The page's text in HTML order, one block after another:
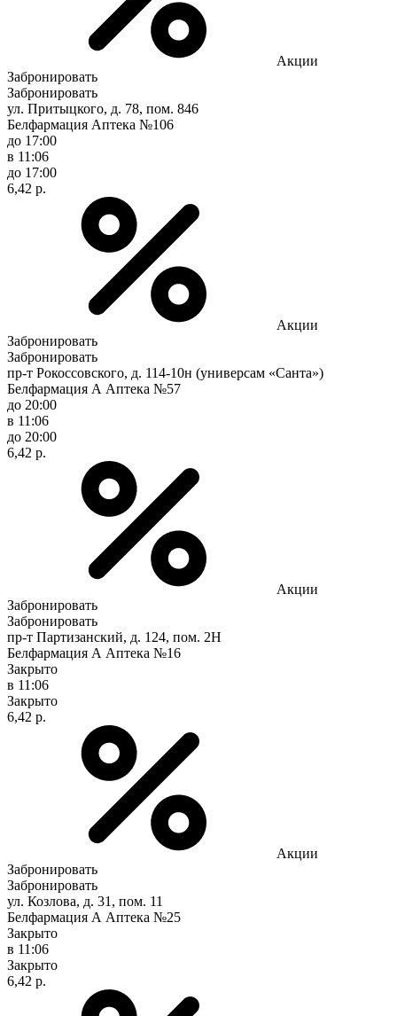
Акции
Забронировать
Забронировать
ул. Притыцкого, д. 78, пом. 846
Белфармация Аптека №106
до 17:00
в 11:06
до 17:00
6,42 р.
Акции
Забронировать
Забронировать
пр-т Рокоссовского, д. 114-10н (универсам «Санта»)
Белфармация А Аптека №57
до 20:00
в 11:06
до 20:00
6,42 р.
Акции
Забронировать
Забронировать
пр-т Партизанский, д. 124, пом. 2Н
Белфармация А Аптека №16
Закрыто
в 11:06
Закрыто
6,42 р.
Акции
Забронировать
Забронировать
ул. Козлова, д. 31, пом. 11
Белфармация А Аптека №25
Закрыто
в 11:06
Закрыто
6,42 р.